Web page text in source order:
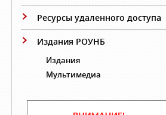
Ресурсы удаленного доступа
Издания РОУНБ
Издания
Мультимедиа